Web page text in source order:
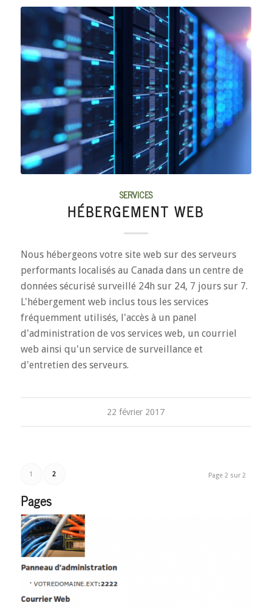
SERVICES
HÉBERGEMENT WEB
Nous hébergeons votre site web sur des serveurs
performants localisés au Canada dans un centre de
données sécurisé surveillé 24h sur 24, 7 jours sur 7.
L'hébergement web inclus tous les services
fréquemment utilisés, l'accès à un panel
d'administration de vos services web, un courriel
web ainsi qu'un service de surveillance et
d'entretien des serveurs.
22 février 2017
Page 2 sur 2
1 2
Pages